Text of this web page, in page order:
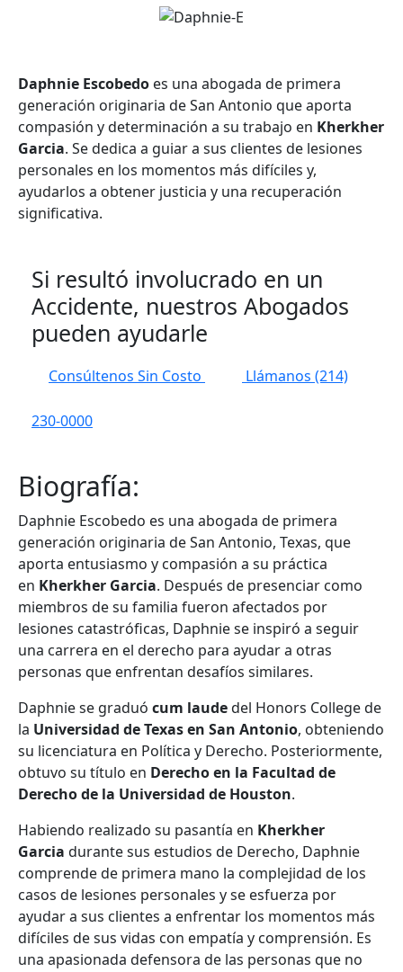
Daphnie Escobedo es una abogada de primera
generación originaria de San Antonio que aporta
compasión y determinación a su trabajo en Kherkher
Garcia. Se dedica a guiar a sus clientes de lesiones
personales en los momentos más difíciles y,
ayudarlos a obtener justicia y una recuperación
significativa.
Si resultó involucrado en un
Accidente, nuestros Abogados
pueden ayudarle
Consúltenos Sin Costo Llámanos (214)
230-0000
Biografía:
Daphnie Escobedo es una abogada de primera
generación originaria de San Antonio, Texas, que
aporta entusiasmo y compasión a su práctica
en Kherkher Garcia. Después de presenciar como
miembros de su familia fueron afectados por
lesiones catastróficas, Daphnie se inspiró a seguir
una carrera en el derecho para ayudar a otras
personas que enfrentan desafíos similares.
Daphnie se graduó cum laudedel Honors College de
la Universidad de Texas en San Antonio, obteniendo
su licenciatura en Política y Derecho. Posteriormente,
obtuvo su título en Derecho en la Facultad de
Derecho de la Universidad de Houston.
Habiendo realizado su pasantía en Kherkher
Garcia durante sus estudios de Derecho, Daphnie
comprende de primera mano la complejidad de los
casos de lesiones personales y se esfuerza por
ayudar a sus clientes a enfrentar los momentos más
difíciles de sus vidas con empatía y comprensión. Es
una apasionada defensora de las personas que no